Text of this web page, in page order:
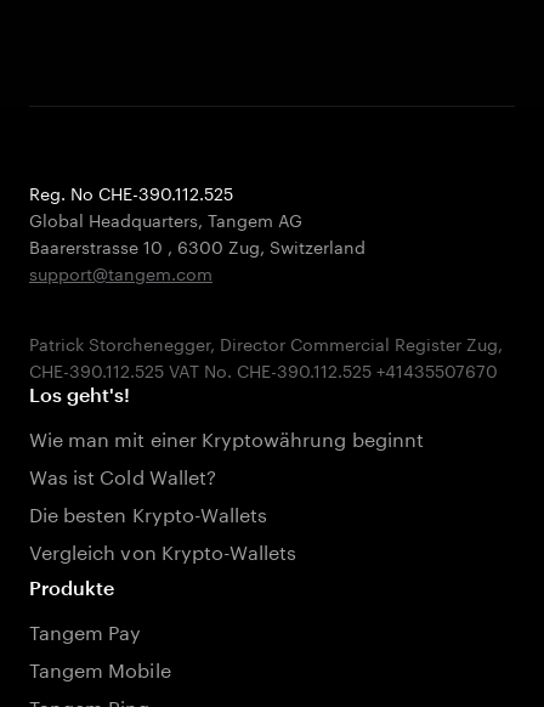
Reg. No CHE-390.112.525
Global Headquarters, Tangem AG
Baarerstrasse 10 , 6300 Zug, Switzerland
support@tangem.com
Patrick Storchenegger, Director Commercial Register Zug,
Los geht's!
Wie man mit einer Kryptowährung beginnt
Was ist Cold Wallet?
Die besten Krypto-Wallets
Vergleich von Krypto-Wallets
Produkte
Tangem Pay
Tangem Mobile